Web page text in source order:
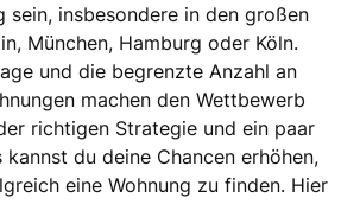
sein, insbesondere in den großen
München, Hamburg oder Köln.
und die begrenzte Anzahl an
machen den Wettbewerb
richtigen Strategie und ein paar
du deine Chancen erhöhen,
eine Wohnung zu finden. Hier